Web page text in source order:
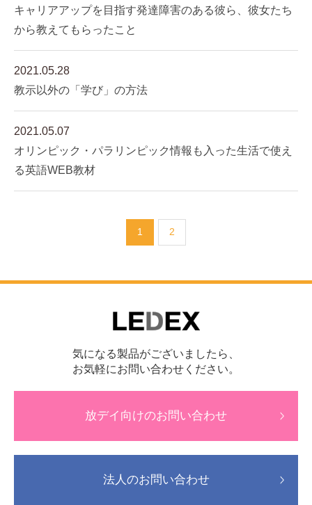
キャリアアップを目指す発達障害のある彼ら、彼女たち
から教えてもらったこと
2021.05.28
教示以外の「学び」の方法
2021.05.07
オリンピック・パラリンピック情報も入った生活で使え
る英語WEB教材
1 2
気になる製品がございましたら、
お気軽にお問い合わせください。
放デイ向けのお問い合わせ
法人のお問い合わせ